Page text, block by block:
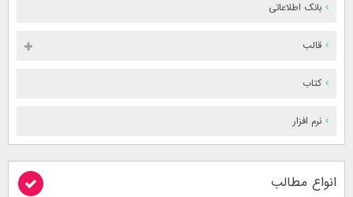
بانک اطلاعاتی
قالب
کتاب
نرم افزار
انواع مطالب